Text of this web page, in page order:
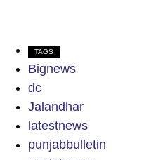
TAGS
Bignews
dc
Jalandhar
latestnews
punjabbulletin